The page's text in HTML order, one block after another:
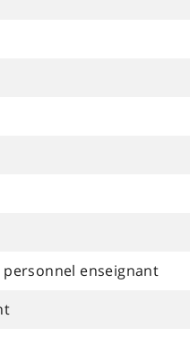
enseignant